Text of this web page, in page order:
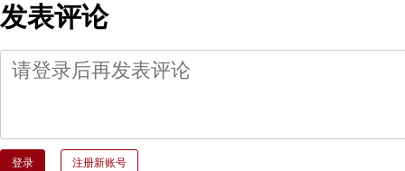
发表评论
登录 注册新账号